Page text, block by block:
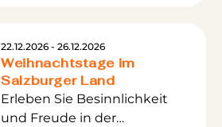
vorweihnachtlicher
Stimmung.
22.12.2026 - 26.12.2026
Weihnachtstage im
Salzburger Land
Erleben Sie Besinnlichkeit
und Freude in der